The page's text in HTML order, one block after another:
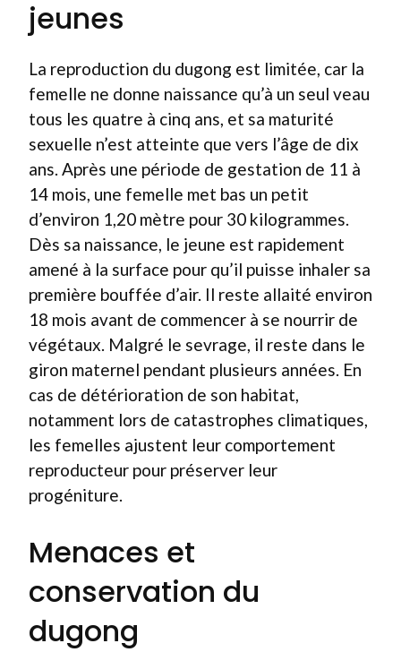
jeunes
La reproduction du dugong est limitée, car la
femelle ne donne naissance qu’à un seul veau
tous les quatre à cinq ans, et sa maturité
sexuelle n’est atteinte que vers l’âge de dix
ans. Après une période de gestation de 11 à
14 mois, une femelle met bas un petit
d’environ 1,20 mètre pour 30 kilogrammes.
Dès sa naissance, le jeune est rapidement
amené à la surface pour qu’il puisse inhaler sa
première bouffée d’air. Il reste allaité environ
18 mois avant de commencer à se nourrir de
végétaux. Malgré le sevrage, il reste dans le
giron maternel pendant plusieurs années. En
cas de détérioration de son habitat,
notamment lors de catastrophes climatiques,
les femelles ajustent leur comportement
reproducteur pour préserver leur
progéniture.
Menaces et
conservation du
dugong